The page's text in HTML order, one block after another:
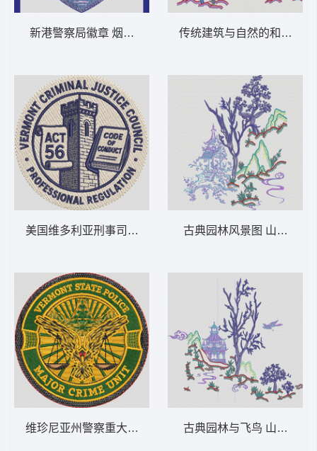
新港警察局徽章 烟花 NEWP
美国维多利亚刑事司法委员会 塔 VERM-
维珍尼亚州警察重大犯罪单位徽章 老鹰 VER
古典园林风景图 山水画B
古典园林与飞鸟 山水画C